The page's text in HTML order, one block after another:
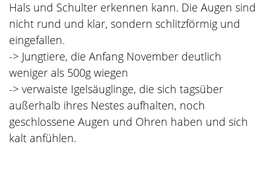
Hals und Schulter erkennen kann. Die Augen sind
nicht rund und klar, sondern schlitzförmig und
eingefallen.
-> Jungtiere, die Anfang November deutlich
weniger als 500g wiegen
-> verwaiste Igelsäuglinge, die sich tagsüber
außerhalb ihres Nestes aufhalten, noch
geschlossene Augen und Ohren haben und sich
kalt anfühlen.